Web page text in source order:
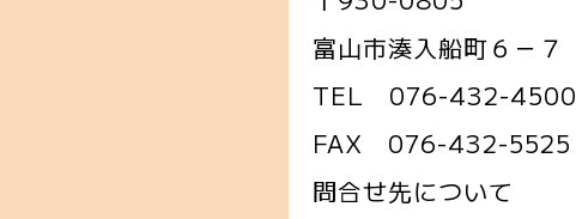
富山市湊入船町６－７
TEL 076-432-4500
FAX 076-432-5525
問合せ先について